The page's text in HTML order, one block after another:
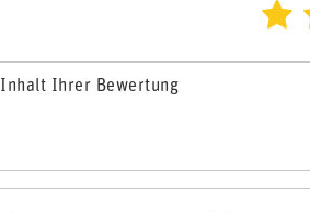
Inhalt Ihrer Bewertung